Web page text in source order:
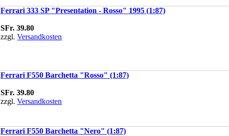
Ferrari 333 SP "Presentation - Rosso" 1995 (1:87)
SFr. 39.80
zzgl. Versandkosten
Ferrari F550 Barchetta "Rosso" (1:87)
SFr. 39.80
zzgl. Versandkosten
Ferrari F550 Barchetta "Nero" (1:87)